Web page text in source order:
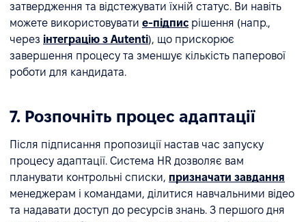
затвердження та відстежувати їхній статус. Ви навіть
можете використовувати е-підпис рішення (напр.,
через інтеграцію з Autenti), що прискорює
завершення процесу та зменшує кількість паперової
роботи для кандидата.
7. Розпочніть процес адаптації
Після підписання пропозиції настав час запуску
процесу адаптації. Система HR дозволяє вам
планувати контрольні списки, призначати завдання
менеджерам і командами, ділитися навчальними відео
та надавати доступ до ресурсів знань. З першого дня